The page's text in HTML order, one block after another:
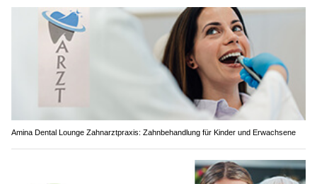
Amina Dental Lounge Zahnarztpraxis: Zahnbehandlung für Kinder und Erwachsene